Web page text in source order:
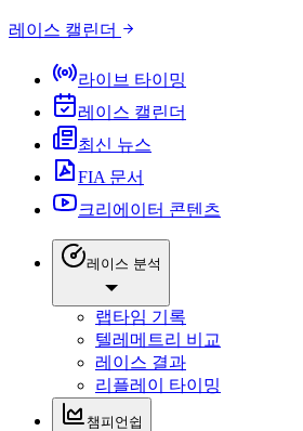
레이스 캘린더
라이브 타이밍
레이스 캘린더
최신 뉴스
FIA 문서
크리에이터 콘텐츠
레이스 분석
랩타임 기록
텔레메트리 비교
레이스 결과
리플레이 타이밍
챔피언쉽